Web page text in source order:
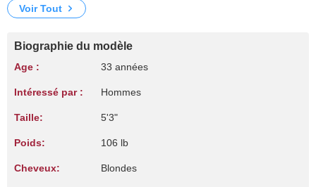
Voir Tout
Biographie du modèle
Age : 33 années
Intéressé par : Hommes
Taille: 5'3"
Poids: 106 lb
Cheveux: Blondes